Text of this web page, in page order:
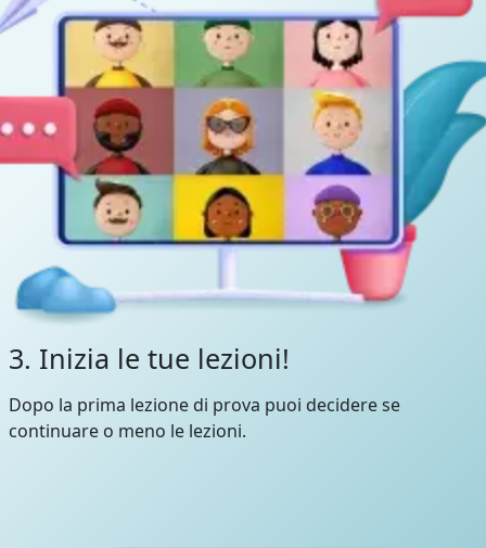
3. Inizia le tue lezioni!
Dopo la prima lezione di prova puoi decidere se
continuare o meno le lezioni.